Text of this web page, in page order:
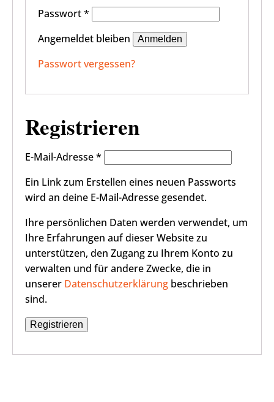
Passwort*
Angemeldet bleiben
Anmelden
Passwort vergessen?
Registrieren
E-Mail-Adresse*
Ein Link zum Erstellen eines neuen Passworts
wird an deine E-Mail-Adresse gesendet.
Ihre persönlichen Daten werden verwendet, um
Ihre Erfahrungen auf dieser Website zu
unterstützen, den Zugang zu Ihrem Konto zu
verwalten und für andere Zwecke, die in
unserer Datenschutzerklärung beschrieben
sind.
Registrieren